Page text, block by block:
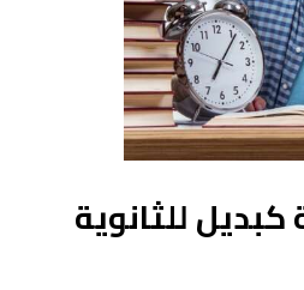
للثانوية